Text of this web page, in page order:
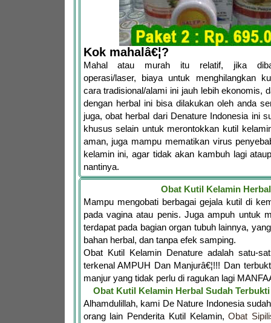
Kok mahalâ€¦?
Mahal atau murah itu relatif, jika
operasi/laser, biaya untuk menghilangkan
cara tradisional/alami ini jauh lebih ekonomis,
dengan herbal ini bisa dilakukan oleh anda
juga, obat herbal dari Denature Indonesia ini
khusus selain untuk merontokkan kutil
aman, juga mampu mematikan virus
kelamin ini, agar tidak akan kambuh lagi
nantinya.
Obat Kutil Kelamin Herbal
Mampu mengobati berbagai gejala kutil di
pada vagina atau penis. Juga ampuh untuk
terdapat pada bagian organ tubuh lainnya,
bahan herbal, dan tanpa efek samping.
Obat Kutil Kelamin Denature adalah satu-
terkenal AMPUH Dan Manjurâ€¦!!! Dan
manjur yang tidak perlu di ragukan lagi
Obat Kutil Kelamin Herbal Sudah
Alhamdulillah, kami De Nature Indonesia
orang lain Penderita Kutil Kelamin,Obat